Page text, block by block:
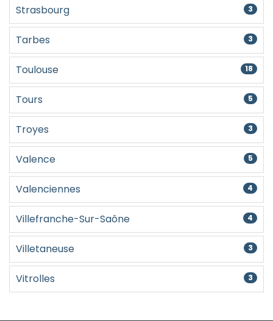
Strasbourg 3
Tarbes 3
Toulouse 18
Tours 5
Troyes 3
Valence 5
Valenciennes 4
Villefranche-Sur-Saône 4
Villetaneuse 3
Vitrolles 3